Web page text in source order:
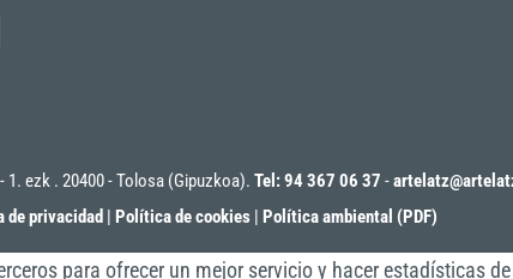
1. ezk . 20400 - Tolosa (Gipuzkoa).Tel: 94 367 06 37 -
de privacidad Política de cookies Política ambiental (PDF)
para ofrecer un mejor servicio y hacer estadísticas